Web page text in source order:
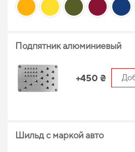
Подпятник алюминиевый
+450 ₴
Шильд с маркой авто